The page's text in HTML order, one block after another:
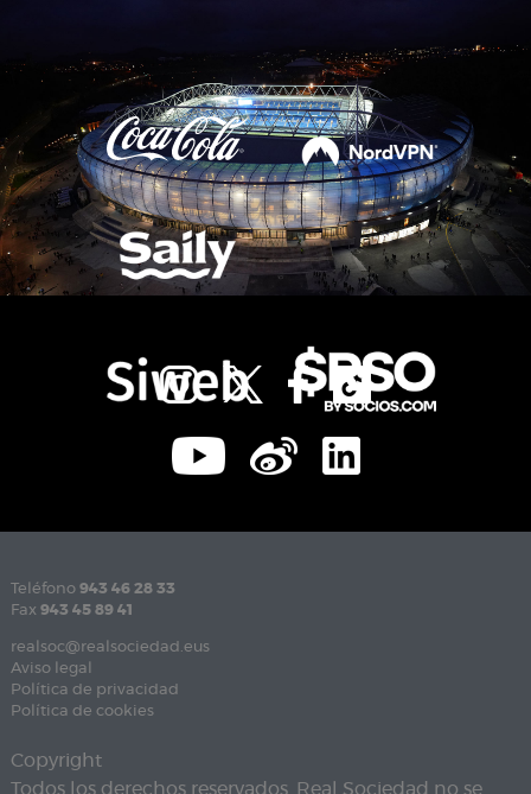
Teléfono 943 46 28 33
Fax 943 45 89 41
realsoc@realsociedad.eus
Aviso legal
Política de privacidad
Política de cookies
Copyright
Todos los derechos reservados. Real Sociedad no se